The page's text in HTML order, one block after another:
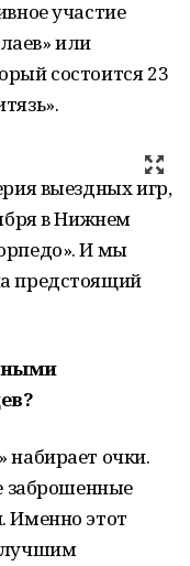
участие
или
состоится 23
выездных игр,
в Нижнем
И мы
предстоящий
набирает очки.
заброшенные
Именно этот
лучшим